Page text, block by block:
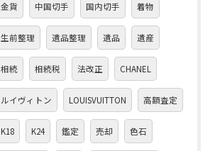
金貨 中国切手 国内切手 着物
生前整理 遺品整理 遺品 遺産
相続 相続税 法改正 CHANEL
ルイヴィトン LOUISVUITTON 高額査定
K18 K24 鑑定 売却 色石